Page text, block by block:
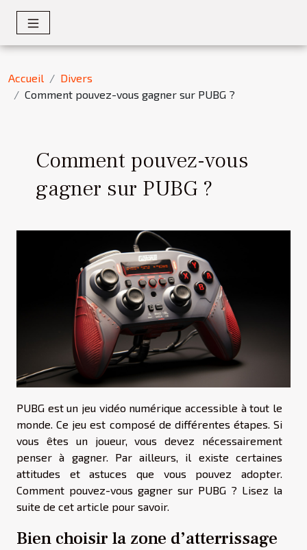
Accueil
Divers
Comment pouvez-vous gagner sur PUBG ?
Comment pouvez-vous
gagner sur PUBG ?
PUBG est un jeu vidéo numérique accessible à tout le
monde. Ce jeu est composé de différentes étapes. Si
vous êtes un joueur, vous devez nécessairement
penser à gagner. Par ailleurs, il existe certaines
attitudes et astuces que vous pouvez adopter.
Comment pouvez-vous gagner sur PUBG ? Lisez la
suite de cet article pour savoir.
Bien choisir la zone d’atterrissage